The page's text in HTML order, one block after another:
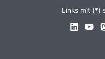
Links mit (*)